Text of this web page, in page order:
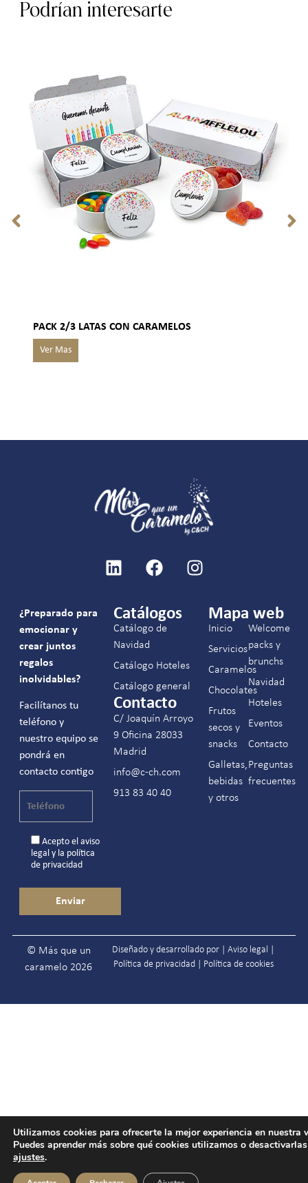
Podrían interesarte
PACK 2/3 LATAS CON CARAMELOS
¿Preparado para
emocionar y
crear juntos
regalos
inolvidables?
Facilítanos tu
teléfono y
nuestro equipo se
pondrá en
contacto contigo
Acepto el aviso
legaly la política
de privacidad
Catálogos
Catálogo de
Navidad
Catálogo Hoteles
Catálogo general
Contacto
C/ Joaquín Arroyo
9 Oficina 28033
Madrid
info@c-ch.com
913 83 40 40
Mapa web
Inicio
Servicios
Caramelos
Chocolates
Frutos
secos y
snacks
Galletas,
bebidas
y otros
Welcome
packs y
brunchs
Navidad
Hoteles
Eventos
Contacto
Preguntas
frecuentes
© Más que un
caramelo 2026
Diseñado y desarrollado por |Aviso legal
Política de privacidad| Política de cookies
Utilizamos cookies para ofrecerte la mejor experiencia en nuestra
Puedes aprender más sobre qué cookies utilizamos o
ajustes.